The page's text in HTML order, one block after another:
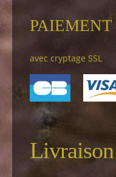
PAIEMENT
avec cryptage SSL